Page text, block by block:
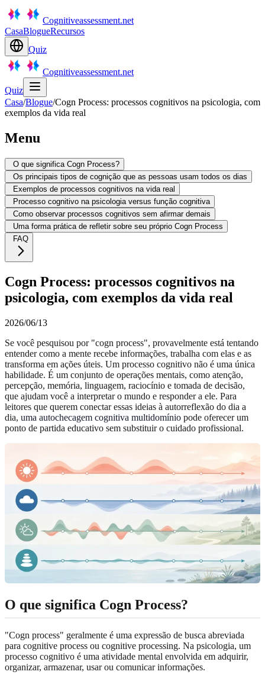
Cognitiveassessment.net
CasaBlogueRecursos
Quiz
Cognitiveassessment.net
Quiz
Casa/Blogue/Cogn Process: processos cognitivos na psicologia, com
exemplos da vida real
Menu
O que significa Cogn Process?
Os principais tipos de cognição que as pessoas usam todos os dias
Exemplos de processos cognitivos na vida real
Processo cognitivo na psicologia versus função cognitiva
Como observar processos cognitivos sem afirmar demais
Uma forma prática de refletir sobre seu próprio Cogn Process
FAQ
Cogn Process: processos cognitivos na
psicologia, com exemplos da vida real
2026/06/13
Se você pesquisou por "cogn process", provavelmente está tentando
entender como a mente recebe informações, trabalha com elas e as
transforma em ações úteis. Um processo cognitivo não é uma única
habilidade. É um conjunto de operações mentais, como atenção,
percepção, memória, linguagem, raciocínio e tomada de decisão,
que ajudam você a interpretar o mundo e responder a ele. Para
leitores que querem conectar essas ideias à autorreflexão do dia a
dia, uma autochecagem cognitiva multidomínio pode oferecer um
ponto de partida educativo sem substituir o cuidado profissional.
O que significa Cogn Process?
"Cogn process" geralmente é uma expressão de busca abreviada
para cognitive process ou cognitive processing. Na psicologia, um
processo cognitivo é uma atividade mental envolvida em adquirir,
organizar, armazenar, usar ou comunicar informações.